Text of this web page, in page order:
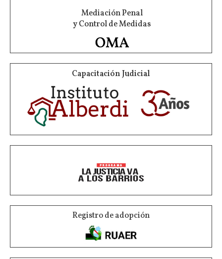
Mediación Penal
y Control de Medidas
Capacitación Judicial
Registro de adopción